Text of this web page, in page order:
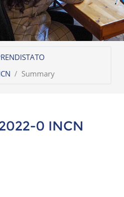
Summary
0 INCN